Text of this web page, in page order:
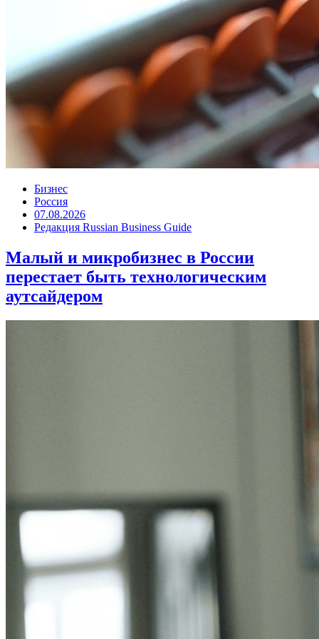
Бизнес
Россия
07.08.2026
Редакция Russian Business Guide
Малый и микробизнес в России
перестает быть технологическим
аутсайдером